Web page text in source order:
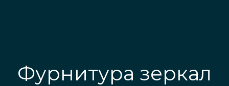
Фурнитура зеркал